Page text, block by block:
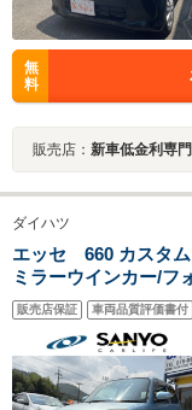
無
料
販売店： 新車低金利専
ダイハツ
エッセ 660 カスタ
ミラーウインカー/フ
販売店保証 車両品質評価書付